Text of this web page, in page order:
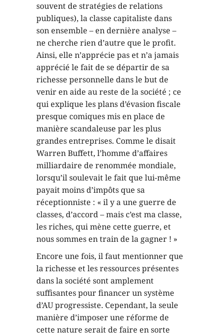
souvent de stratégies de relations
publiques), la classe capitaliste dans
son ensemble – en dernière analyse –
ne cherche rien d’autre que le profit.
Ainsi, elle n’apprécie pas et n’a jamais
apprécié le fait de se départir de sa
richesse personnelle dans le but de
venir en aide au reste de la société ; ce
qui explique les plans d’évasion fiscale
presque comiques mis en place de
manière scandaleuse par les plus
grandes entreprises. Comme le disait
Warren Buffett, l’homme d’affaires
milliardaire de renommée mondiale,
lorsqu’il soulevait le fait que lui-même
payait moins d’impôts que sa
réceptionniste : « il y a une guerre de
classes, d’accord – mais c’est ma classe,
les riches, qui mène cette guerre, et
nous sommes en train de la gagner ! »
Encore une fois, il faut mentionner que
la richesse et les ressources présentes
dans la société sont amplement
suffisantes pour financer un système
d’AU progressiste. Cependant, la seule
manière d’imposer une réforme de
cette nature serait de faire en sorte